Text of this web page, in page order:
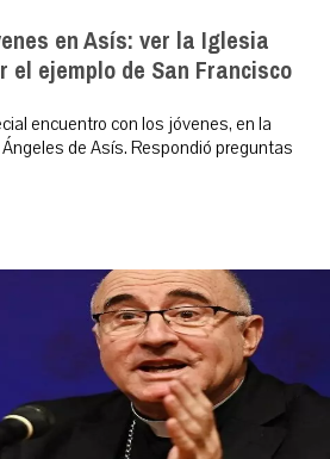
en Asís: ver la Iglesia
el ejemplo de San Francisco
encuentro con los jóvenes, en la
de Asís. Respondió preguntas